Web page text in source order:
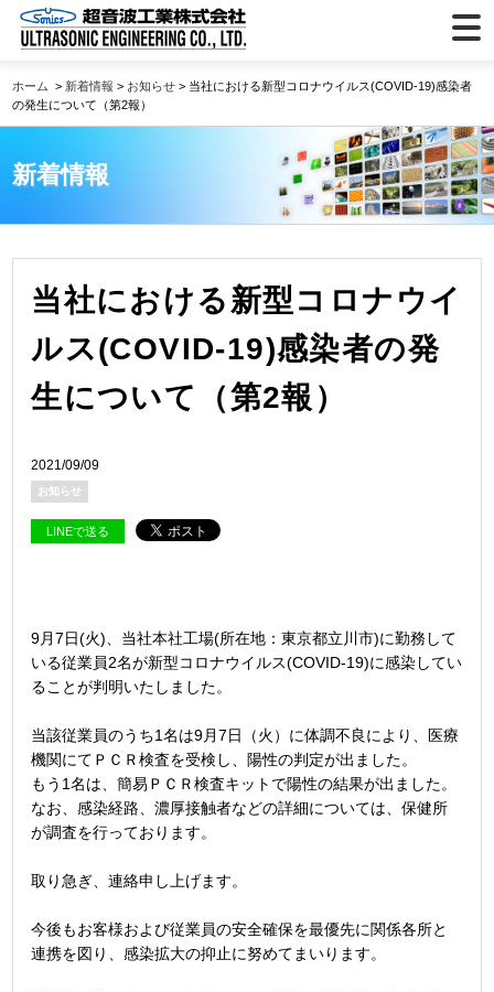
ホーム > 新着情報 > お知らせ > 当社における新型コロナウイルス(COVID-19)感染者
の発生について（第2報）
新着情報
当社における新型コロナウイ
ルス(COVID-19)感染者の発
生について（第2報）
2021/09/09
お知らせ
LINEで送る
9月7日(火)、当社本社工場(所在地：東京都立川市)に勤務して
いる従業員2名が新型コロナウイルス(COVID-19)に感染してい
ることが判明いたしました。
当該従業員のうち1名は9月7日（火）に体調不良により、医療
機関にてＰＣＲ検査を受検し、陽性の判定が出ました。
もう1名は、簡易ＰＣＲ検査キットで陽性の結果が出ました。
なお、感染経路、濃厚接触者などの詳細については、保健所
が調査を行っております。
取り急ぎ、連絡申し上げます。
今後もお客様および従業員の安全確保を最優先に関係各所と
連携を図り、感染拡大の抑止に努めてまいります。